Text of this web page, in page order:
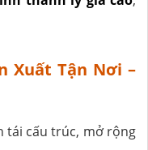
Xuất Tận Nơi –
tái cấu trúc, mở rộng